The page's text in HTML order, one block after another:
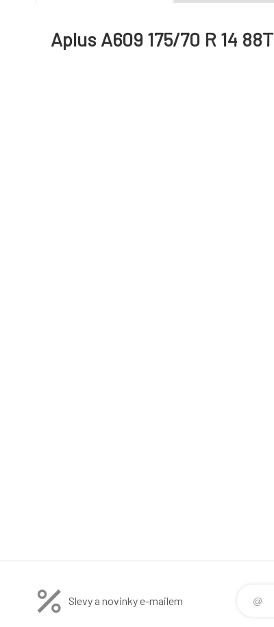
Aplus A609 175/70 R 14 88T
Slevy a novinky e-mailem